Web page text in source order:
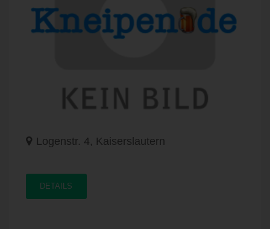
Logenstr. 4, Kaiserslautern
DETAILS